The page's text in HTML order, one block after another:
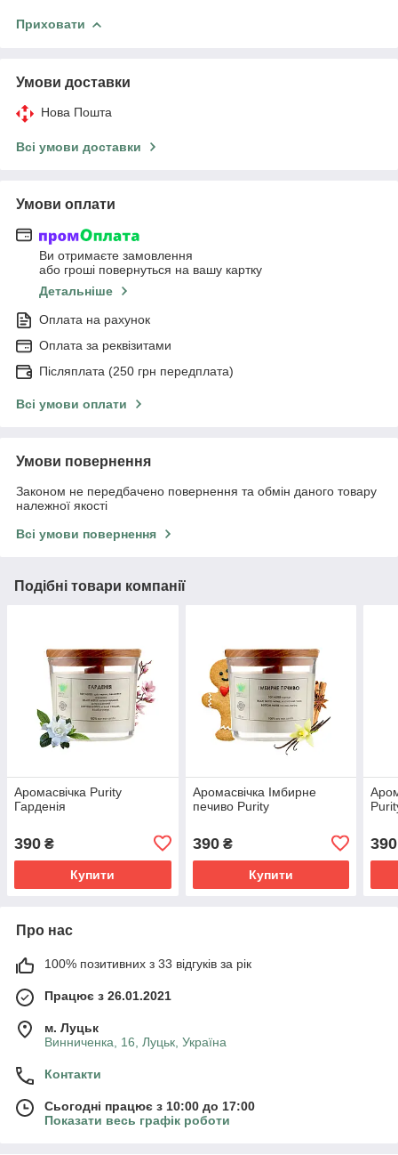
Приховати
Умови доставки
Нова Пошта
Всі умови доставки
Умови оплати
Ви отримаєте замовлення
або гроші повернуться на вашу картку
Детальніше
Оплата на рахунок
Оплата за реквізитами
Післяплата (250 грн передплата)
Всі умови оплати
Умови повернення
Законом не передбачено повернення та обмін даного товару
належної якості
Всі умови повернення
Подібні товари компанії
Аромасвічка Purity
Гарденія
390 ₴
Купити
Аромасвічка Імбирне
печиво Purity
390₴
Купити
390
Про нас
100% позитивних з 33 відгуків за рік
Працює з 26.01.2021
м. Луцьк
Винниченка, 16, Луцьк, Україна
Контакти
Сьогодні працює з 10:00 до 17:00
Показати весь графік роботи